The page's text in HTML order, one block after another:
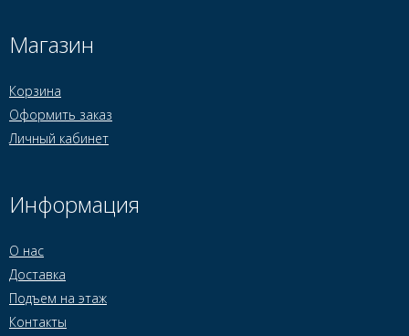
Магазин
Корзина
Оформить заказ
Личный кабинет
Информация
О нас
Доставка
Подъем на этаж
Контакты